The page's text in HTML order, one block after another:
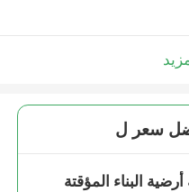
سعر ل
البناء المؤقتة